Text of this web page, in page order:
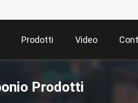
Prodotti Video
Prodotti